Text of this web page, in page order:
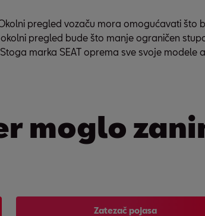
pregled vozaču mora omogućavati
pregled bude što manje ograničen
marka SEAT oprema sve svoje
moglo
Zatezač pojasa